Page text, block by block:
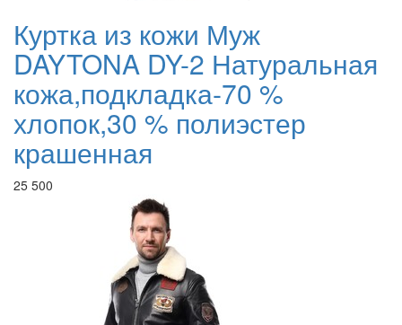
Куртка из кожи Муж
DAYTONA DY-2 Натуральная
кожа,подкладка-70 %
хлопок,30 % полиэстер
крашенная
25 500